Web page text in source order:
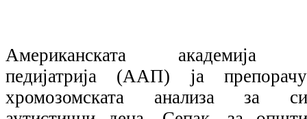
Американската академија
педијатрија (ААП) ја
хромозомската анализа за